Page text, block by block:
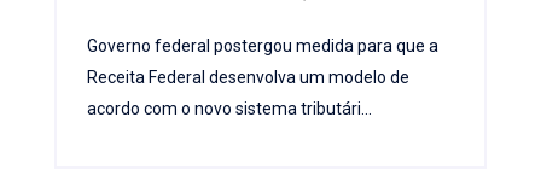
Governo federal postergou medida para que a
Receita Federal desenvolva um modelo de
acordo com o novo sistema tributári...